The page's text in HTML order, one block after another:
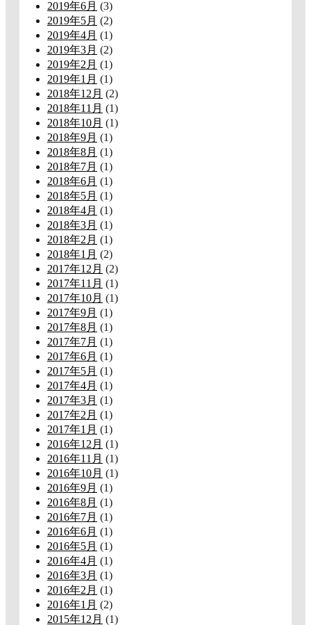
2019年6月 (3)
2019年5月 (2)
2019年4月 (1)
2019年3月 (2)
2019年2月 (1)
2019年1月 (1)
2018年12月 (2)
2018年11月 (1)
2018年10月 (1)
2018年9月 (1)
2018年8月 (1)
2018年7月 (1)
2018年6月 (1)
2018年5月 (1)
2018年4月 (1)
2018年3月 (1)
2018年2月 (1)
2018年1月 (2)
2017年12月 (2)
2017年11月 (1)
2017年10月 (1)
2017年9月 (1)
2017年8月 (1)
2017年7月 (1)
2017年6月 (1)
2017年5月 (1)
2017年4月 (1)
2017年3月 (1)
2017年2月 (1)
2017年1月 (1)
2016年12月 (1)
2016年11月 (1)
2016年10月 (1)
2016年9月 (1)
2016年8月 (1)
2016年7月 (1)
2016年6月 (1)
2016年5月 (1)
2016年4月 (1)
2016年3月 (1)
2016年2月 (1)
2016年1月 (2)
2015年12月 (1)